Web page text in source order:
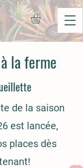
la ferme
de la saison
est lancée,
places dès